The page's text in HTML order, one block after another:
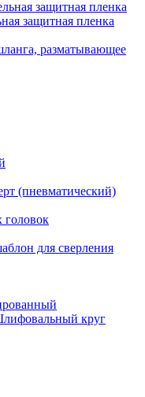
защитная пленка
разматывающее
(пневматический)
головок
для сверления
круг